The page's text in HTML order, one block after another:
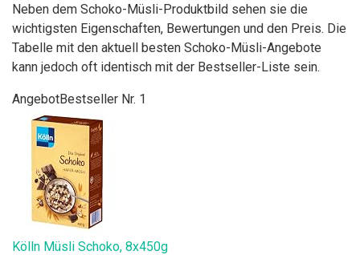
Neben dem Schoko-Müsli-Produktbild sehen sie die
wichtigsten Eigenschaften, Bewertungen und den Preis. Die
Tabelle mit den aktuell besten Schoko-Müsli-Angebote
kann jedoch oft identisch mit der Bestseller-Liste sein.
AngebotBestseller Nr. 1
Kölln Müsli Schoko, 8x450g